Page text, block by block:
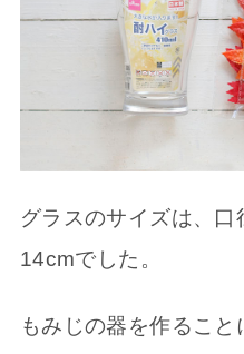
グラスのサイズは、
14cmでした。
もみじの器を作るこ